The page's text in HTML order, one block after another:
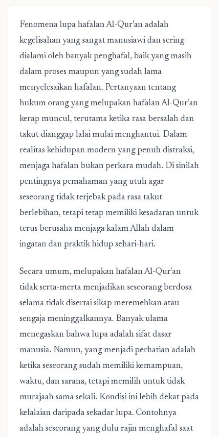
Fenomena lupa hafalan Al-Qur’an adalah
kegelisahan yang sangat manusiawi dan sering
dialami oleh banyak penghafal, baik yang masih
dalam proses maupun yang sudah lama
menyelesaikan hafalan. Pertanyaan tentang
hukum orang yang melupakan hafalan Al-Qur’an
kerap muncul, terutama ketika rasa bersalah dan
takut dianggap lalai mulai menghantui. Dalam
realitas kehidupan modern yang penuh distraksi,
menjaga hafalan bukan perkara mudah. Di sinilah
pentingnya pemahaman yang utuh agar
seseorang tidak terjebak pada rasa takut
berlebihan, tetapi tetap memiliki kesadaran untuk
terus berusaha menjaga kalam Allah dalam
ingatan dan praktik hidup sehari-hari.
Secara umum, melupakan hafalan Al-Qur’an
tidak serta-merta menjadikan seseorang berdosa
selama tidak disertai sikap meremehkan atau
sengaja meninggalkannya. Banyak ulama
menegaskan bahwa lupa adalah sifat dasar
manusia. Namun, yang menjadi perhatian adalah
ketika seseorang sudah memiliki kemampuan,
waktu, dan sarana, tetapi memilih untuk tidak
murajaah sama sekali. Kondisi ini lebih dekat pada
kelalaian daripada sekadar lupa. Contohnya
adalah seseorang yang dulu rajin menghafal saat